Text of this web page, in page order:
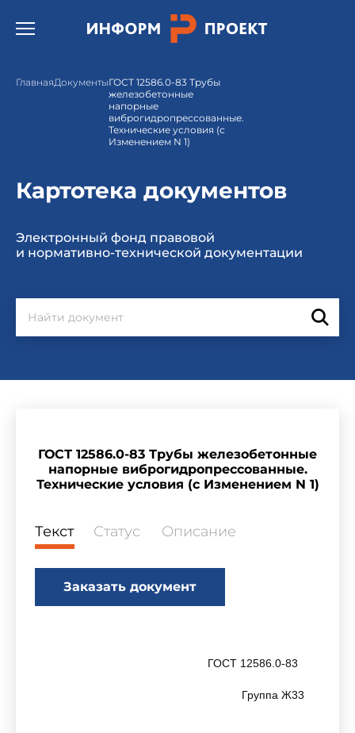
Открыть бургер меню.
ГлавнаяДокументыГОСТ 12586.0-83 Трубы
железобетонные
напорные
виброгидропрессованные.
Технические условия (с
Изменением N 1)
Картотека документов
Электронный фонд правовой
и нормативно-технической документации
ГОСТ 12586.0-83 Трубы железобетонные
напорные виброгидропрессованные.
Технические условия (с Изменением N 1)
Текст Статус Описание
Заказать документ
ГОСТ 12586.0-83
Группа Ж33